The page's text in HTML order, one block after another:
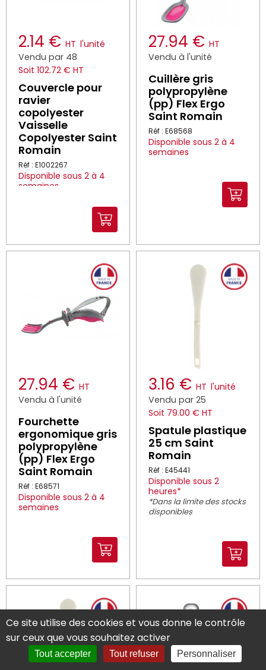
2.14 € HT l'unité
Vendu par 48
Soit 102.72 € HT
Couvercle pour
ravier
copolyester
Vaisselle
Copolyester Saint
Romain
Réf : E1002267
Disponible sous 2 à 4
semaines
27.94 € HT
Vendu à l'unité
Cuillère gris
polypropylène
(pp) Flex Ergo
Saint Romain
Réf : E68568
Disponible sous 2 à 4
semaines
27.94 € HT
Vendu à l'unité
Fourchette
ergonomique gris
polypropylène
(pp) Flex Ergo
Saint Romain
Réf : E68571
Disponible sous 2 à 4
semaines
3.16 € HT l'unité
Vendu par 25
Soit 79.00 € HT
Spatule plastique
25 cm Saint
Romain
Réf : E45441
Disponible sous 2
heures*
*Dans la limite des stocks
disponibles
Ce site utilise des cookies et vous donne le contrôle
sur ceux que vous souhaitez activer
Tout accepter Tout refuser Personnaliser